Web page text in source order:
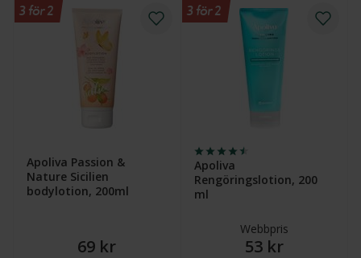
Apoliva Passion &
Nature Sicilien
bodylotion, 200ml
69 kr
3 för 2
Apoliva
Rengöringslotion, 200
ml
Webbpris
53 kr
3 för 2